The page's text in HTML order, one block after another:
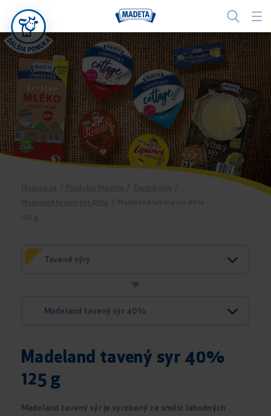
Madeta.cz / Produkty Madeta / Tavené sýry /
Madeland tavený sýr 40% / Madeland tavený syr 40%
125 g
Tavené sýry
Madeland tavený sýr 40%
Madeland tavený syr 40%
125 g
Madeland tavený sýr je vyrobený ze směsi lahodných